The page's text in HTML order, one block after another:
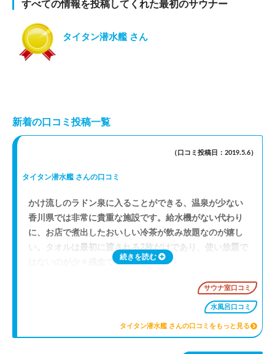
すべての情報を投稿してくれた最初のサウナー
タイタン潜水艦 さん
新着の口コミ投稿一覧
（口コミ投稿日：2019.5.6）
タイタン潜水艦 さんの口コミ
かけ流しのラドン泉に入ることができる、温泉が少ない
香川県では非常に貴重な施設です。給水機がない代わり
に、お店で煮出したおいしい冷茶が飲み放題なのが嬉し
い。タオルは最初に渡される2枚だけであり、使い放題で
はないのが少々残念です。
外気浴はベランダで高松市の駅ビルを眺めながら。夜に
はゆっくりと明滅する航空障害灯（ビル頂上の赤い灯
火）が妖しくも幻想的な雰囲気を醸し出し、クールダウ
ンタイムに彩りを与えてくれます。この瞬間こそが施設
名が謳うゴールデンタイムでしょう（※個人の感想で
続きを読む
サウナ室口コミ
水風呂口コミ
タイタン潜水艦 さんの口コミをもっと見る